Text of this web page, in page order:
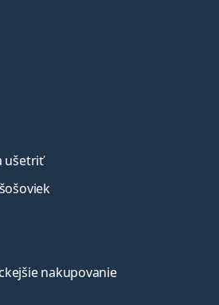
ušetriť
nakupovanie